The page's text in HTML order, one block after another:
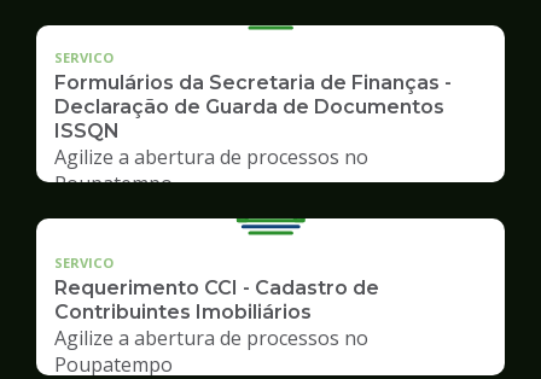
SERVICO
Formulários da Secretaria de Finanças -
Declaração de Guarda de Documentos
ISSQN
Agilize a abertura de processos no
Poupatempo
SERVICO
Requerimento CCI - Cadastro de
Contribuintes Imobiliários
Agilize a abertura de processos no
Poupatempo